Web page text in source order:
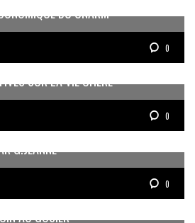
DU CNARM
0
SUR LA VIE CHÈRE
0
ET RESPONSABLE FACE AUX
G.JEANNE
0
AU GOSIER